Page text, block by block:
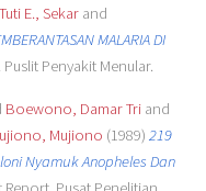
Tuti E., Sekarand
MALARIA DI
Penyakit Menular.
Boewono, Damar Triand
Mujiono (1989) 219
Nyamuk Anopheles Dan